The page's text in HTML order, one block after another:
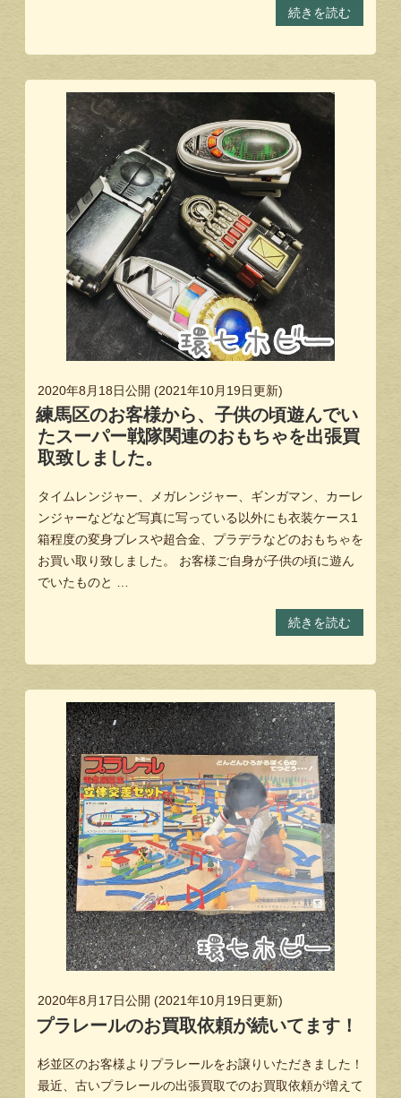
続きを読む
2020年8月18日公開 (2021年10月19日更新)
練馬区のお客様から、子供の頃遊んでい
たスーパー戦隊関連のおもちゃを出張買
取致しました。
タイムレンジャー、メガレンジャー、ギンガマン、カーレ
ンジャーなどなど写真に写っている以外にも衣装ケース1
箱程度の変身ブレスや超合金、プラデラなどのおもちゃを
お買い取り致しました。 お客様ご自身が子供の頃に遊ん
でいたものと …
続きを読む
2020年8月17日公開 (2021年10月19日更新)
プラレールのお買取依頼が続いてます！
杉並区のお客様よりプラレールをお譲りいただきました！
最近、古いプラレールの出張買取でのお買取依頼が増えて